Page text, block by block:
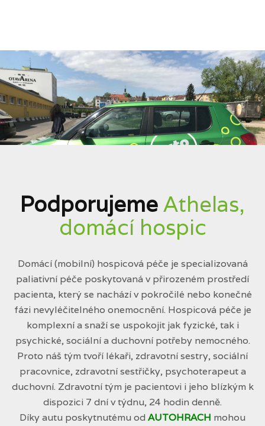
PodporujemeAthelas,
domácí hospic
Domácí (mobilní) hospicová péče je specializovaná
paliativní péče poskytovaná v přirozeném prostředí
pacienta, který se nachází v pokročilé nebo konečné
fázi nevyléčitelného onemocnění. Hospicová péče je
komplexní a snaží se uspokojit jak fyzické, tak i
psychické, sociální a duchovní potřeby nemocného.
Proto náš tým tvoří lékaři, zdravotní sestry, sociální
pracovnice, zdravotní sestřičky, psychoterapeut a
duchovní. Zdravotní tým je pacientovi i jeho blízkým k
dispozici 7 dní v týdnu, 24 hodin denně.
Díky autu poskytnutému od AUTOHRACH mohou